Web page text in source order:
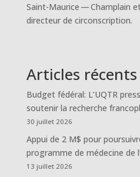
Saint-Maurice — Champlain
directeur de circonscription.
Articles récents
Budget fédéral: L’UQTR
soutenir la recherche
30 juillet 2026
Appui de 2 M$ pour
programme de médecine de
13 juillet 2026